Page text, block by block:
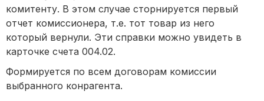
комитенту. В этом случае сторнируется первый
отчет комиссионера, т.е. тот товар из него
который вернули. Эти справки можно увидеть в
карточке счета 004.02.
Формируется по всем договорам комиссии
выбранного конрагента.